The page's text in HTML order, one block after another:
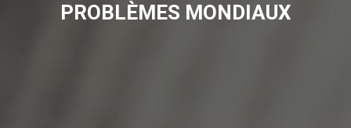
PROBLÈMES MONDIAUX